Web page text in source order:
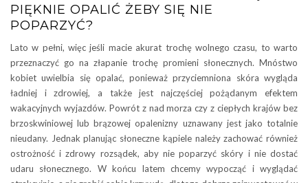
PIĘKNIE OPALIĆ ŻEBY SIĘ NIE
POPARZYĆ?
Lato w pełni, więc jeśli macie akurat trochę wolnego czasu, to warto
przeznaczyć go na złapanie trochę promieni słonecznych. Mnóstwo
kobiet uwielbia się opalać, ponieważ przyciemniona skóra wygląda
ładniej i zdrowiej, a także jest najczęściej pożądanym efektem
wakacyjnych wyjazdów. Powrót z nad morza czy z ciepłych krajów bez
brzoskwiniowej lub brązowej opalenizny uznawany jest jako totalnie
nieudany. Jednak planując słoneczne kąpiele należy zachować również
ostrożność i zdrowy rozsądek, aby nie poparzyć skóry i nie dostać
udaru słonecznego. W końcu latem chcemy wypocząć i wyglądać